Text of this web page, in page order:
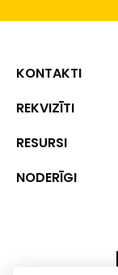
KONTAKTI
Biznesa centrs
1045
+371 287 18175
REKVIZĪTI
Reģ. Nr.
Banka: SEB Banka
RESURSI
Dati
Uzņēmumu
NODERĪGI